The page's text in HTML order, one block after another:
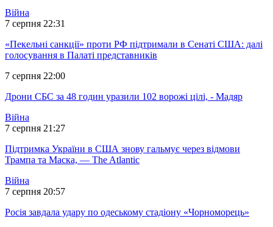
Війна
7 серпня 22:31
«Пекельні санкції» проти РФ підтримали в Сенаті США: далі
голосування в Палаті представників
7 серпня 22:00
Дрони СБС за 48 годин уразили 102 ворожі цілі, - Мадяр
Війна
7 серпня 21:27
Підтримка України в США знову гальмує через відмови
Трампа та Маска, — The Atlantic
Війна
7 серпня 20:57
Росія завдала удару по одеському стадіону «Чорноморець»